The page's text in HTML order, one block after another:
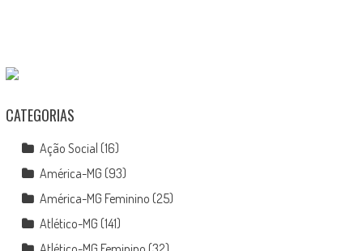
CATEGORIAS
Ação Social (16)
América-MG (93)
América-MG Feminino (25)
Atlético-MG (141)